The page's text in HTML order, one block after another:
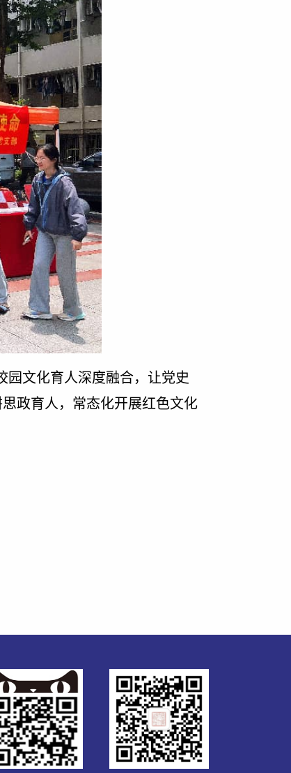
园文化育人深度融合，让党史
政育人，常态化开展红色文化